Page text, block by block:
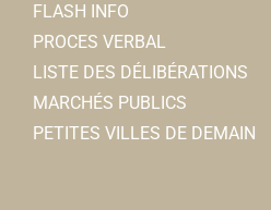
FLASH INFO
PROCES VERBAL
LISTE DES DÉLIBÉRATIONS
MARCHÉS PUBLICS
PETITES VILLES DE DEMAIN